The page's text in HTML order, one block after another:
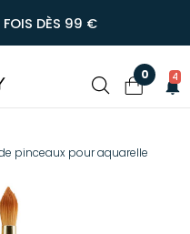
FOIS DÈS 99 €
0 4
pinceaux pour aquarelle